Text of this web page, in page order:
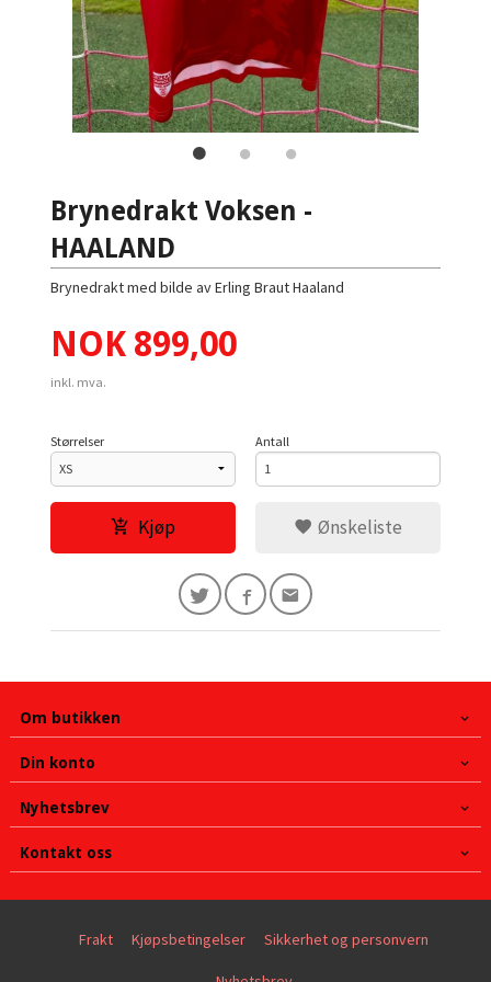
Brynedrakt Voksen -
HAALAND
Brynedrakt med bilde av Erling Braut Haaland
Pris
NOK 899,00
inkl. mva.
Størrelser Antall
Kjøp Ønskeliste
Om butikken
Din konto
Nyhetsbrev
Kontakt oss
Frakt Kjøpsbetingelser Sikkerhet og personvern